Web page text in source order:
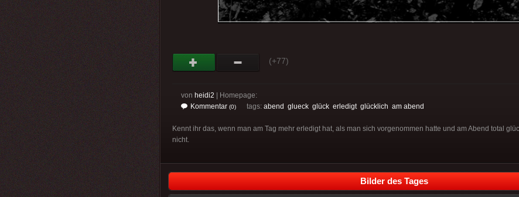
(+77)
von heidi2 | Homepage:
Kommentar (0) tags: abend glueck glück erledigt glücklich am abend
Kennt ihr das, wenn man am Tag mehr erledigt hat, als man sich vorgenommen hatte und am Abend total
nicht.
Bilder des Tages